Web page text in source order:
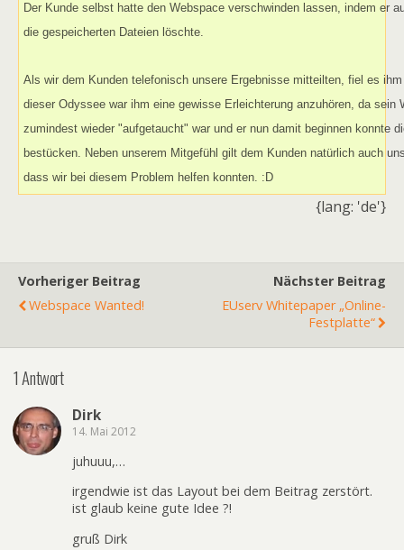
Der Kunde selbst hatte den Webspace verschwinden lassen, indem er
die gespeicherten Dateien löschte.
Als wir dem Kunden telefonisch unsere Ergebnisse mitteilten, fiel es
dieser Odyssee war ihm eine gewisse Erleichterung anzuhören, da sein
zumindest wieder "aufgetaucht" war und er nun damit beginnen konnte
bestücken. Neben unserem Mitgefühl gilt dem Kunden natürlich auch
dass wir bei diesem Problem helfen konnten. :D
{lang: 'de'}
Vorheriger Beitrag
Webspace Wanted!
Nächster Beitrag
EUserv Whitepaper „Online-
Festplatte“
1 Antwort
Dirk
14. Mai 2012
juhuuu,…
irgendwie ist das Layout bei dem Beitrag zerstört.
ist glaub keine gute Idee ?!
gruß Dirk